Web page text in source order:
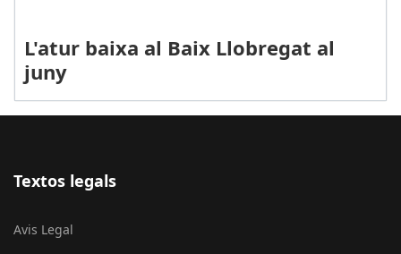
L'atur baixa al Baix Llobregat al
juny
Textos legals
Avis Legal